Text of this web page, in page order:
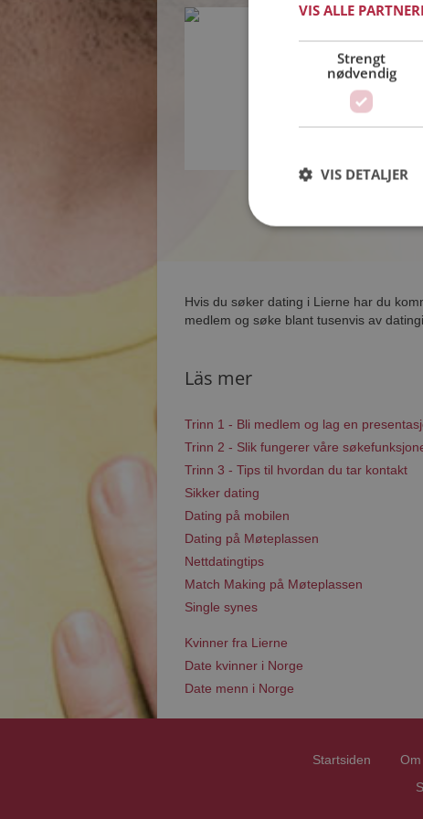
Søker kvinne 25 - 55
Som medlem
andre single på
synes du er
Hvis du søker dating i Lierne har du
medlem og søke blant tusenvis av
Läs mer
Trinn 1 - Bli medlem og lag en
Trinn 2 - Slik fungerer våre
Trinn 3 - Tips til hvordan du tar kontakt
Sikker dating
Dating på mobilen
Dating på Møteplassen
Nettdatingtips
Match Making på Møteplassen
Single synes
Kvinner fra Lierne
Date kvinner i Norge
Date menn i Norge
Startsiden
VIS ALLE
Strengt
nødvendig
VIS DETALJER